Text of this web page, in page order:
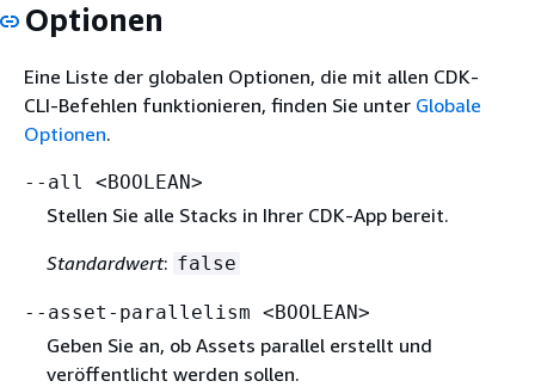
Optionen
Eine Liste der globalen Optionen, die mit allen CDK-
CLI-Befehlen funktionieren, finden Sie unter Globale
Optionen.
--all <BOOLEAN>
Stellen Sie alle Stacks in Ihrer CDK-App bereit.
Standardwert: false
--asset-parallelism <BOOLEAN>
Geben Sie an, ob Assets parallel erstellt und
veröffentlicht werden sollen.